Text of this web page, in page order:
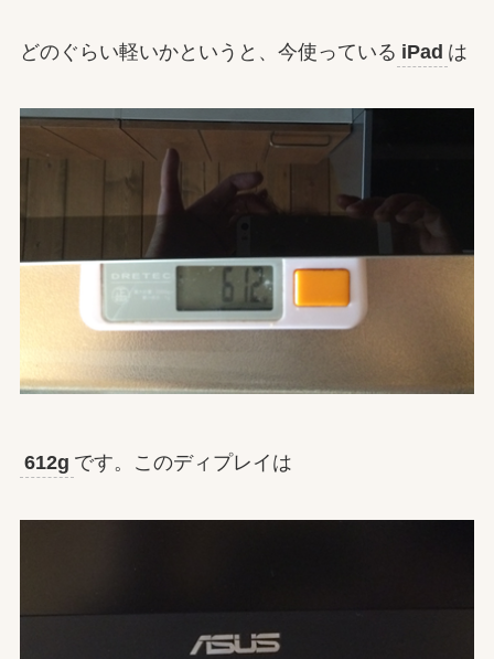
どのぐらい軽いかというと、今使っている iPad は
612g です。このディプレイは